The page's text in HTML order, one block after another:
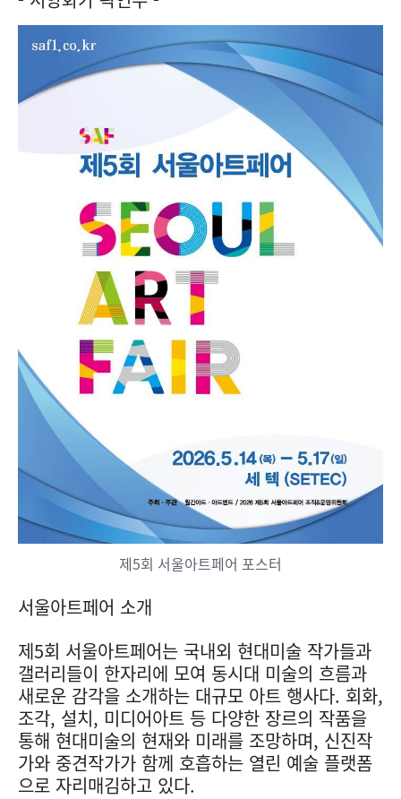
제5회 서울아트페어 포스터
서울아트페어 소개
제5회 서울아트페어는 국내외 현대미술 작가들과
갤러리들이 한자리에 모여 동시대 미술의 흐름과
새로운 감각을 소개하는 대규모 아트 행사다. 회화,
조각, 설치, 미디어아트 등 다양한 장르의 작품을
통해 현대미술의 현재와 미래를 조망하며, 신진작
가와 중견작가가 함께 호흡하는 열린 예술 플랫폼
으로 자리매김하고 있다.